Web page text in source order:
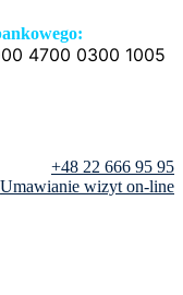
4700 0300 1005
+48 22 666 95 95
Umawianie wizyt on-line